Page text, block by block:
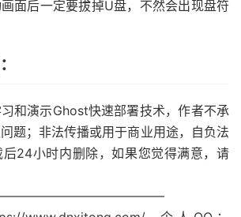
面后一定要拔掉U盘，不然会出现盘符
和演示Ghost快速部署技术，作者不承
题；非法传播或用于商业用途，自负法
24小时内删除，如果您觉得满意，请